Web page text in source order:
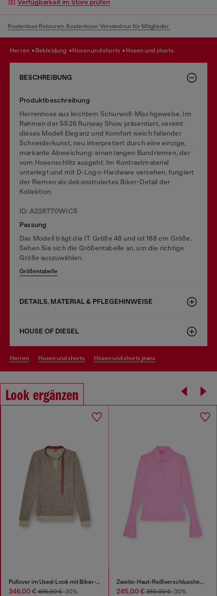
Verfügbarkeit im Store prüfen
Kostenlose Retouren. Kostenloser Versand nur für Mitglieder.
herren bekleidung hosen und shorts hosen und shorts
BESCHREIBUNG
Produktbeschreibung
Herrenhose aus leichtem Schurwoll-Mischgewebe. Im
Rahmen der SS26 Runway Show präsentiert, vereint
dieses Modell Eleganz und Komfort weich fallender
Schneiderkunst, neu interpretiert durch eine einzige,
markante Abweichung: einen langen Bundriemen, der
vom Hosenschlitz ausgeht. Im Kontrastmaterial
unterlegt und mit D-Logo-Hardware versehen, fungiert
der Riemen als dekonstruiertes Biker-Detail der
Kollektion.
ID: A228770WICS
Passung
Das Modell trägt die IT Größe 48 und ist 188 cm Größe.
Sehen Sie sich die Größentabelle an, um die richtige
Größe auszuwählen.
Größentabelle
DETAILS, MATERIAL & PFLEGEHINWEISE
HOUSE OF DIESEL
herren hosen und shorts hosen und shorts jeans
Look ergänzen
Pullover im Used-Look mit Biker-Halsband
346,00 €495,00 €-30%
Zweite-Haut-Reißverschlusshemd aus Lycra
245,00 €350,00 €-30%